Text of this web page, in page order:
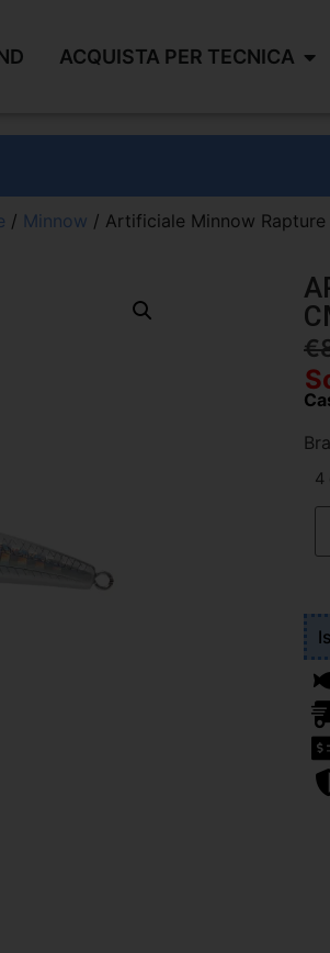
ACQUISTA PER TECNICA
/ Minnow / Artificiale Minnow
€
4